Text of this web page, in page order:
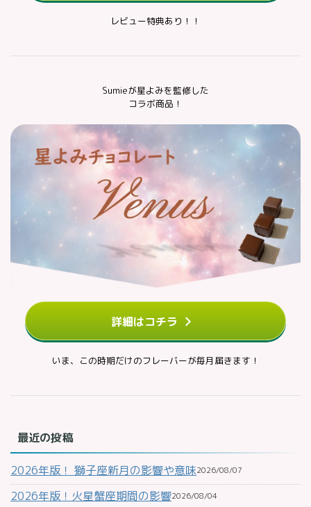
レビュー特典あり！！
Sumieが星よみを監修した
コラボ商品！
詳細はコチラ
いま、この時期だけのフレーバーが毎月届きます！
最近の投稿
2026年版！ 獅子座新月の影響や意味2026/08/07
2026年版！火星蟹座期間の影響2026/08/04